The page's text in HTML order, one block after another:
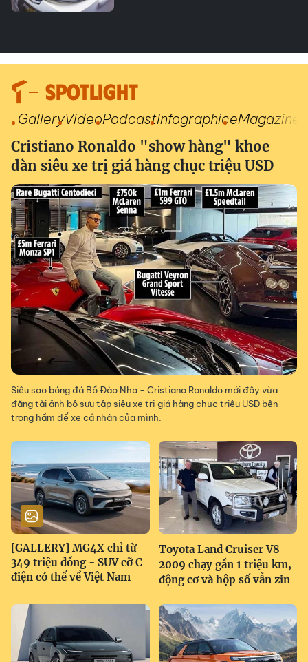
SPOTLIGHT
GalleryVideoPodcastInfographiceMagazine
Cristiano Ronaldo "show hàng" khoe
dàn siêu xe trị giá hàng chục triệu USD
Siêu sao bóng đá Bồ Đào Nha - Cristiano Ronaldo mới đây vừa
đăng tải ảnh bộ sưu tập siêu xe trị giá hàng chục triệu USD bên
trong hầm để xe cá nhân của mình.
[GALLERY] MG4X chỉ từ
349 triệu đồng - SUV cỡ C
điện có thể về Việt Nam
Toyota Land Cruiser V8
2009 chạy gần 1 triệu km,
động cơ và hộp số vẫn zin